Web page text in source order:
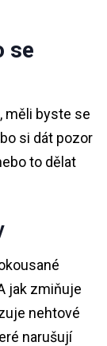
se
měli byste se
si dát pozor
to dělat
jak zmiňuje
nehtové
narušují